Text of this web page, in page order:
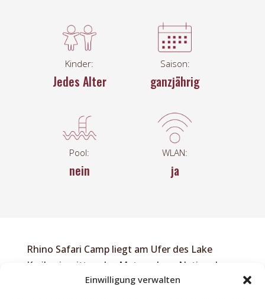
Einwilligung verwalten
Kinder:
Jedes Alter
Saison:
ganzjährig
Pool:
nein
WLAN:
ja
Rhino Safari Camp liegt am Ufer des Lake
Kariba, inmitten des Matusadona National